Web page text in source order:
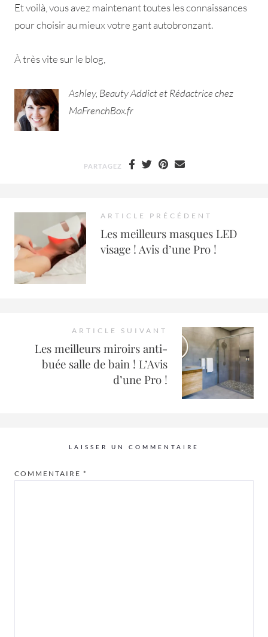
Et voilà, vous avez maintenant toutes les connaissances
pour choisir au mieux votre gant autobronzant.
À très vite sur le blog,
Ashley, Beauty Addict et Rédactrice chez
MaFrenchBox.fr
PARTAGEZ
ARTICLE PRÉCÉDENT
Les meilleurs masques LED
visage ! Avis d’une Pro !
ARTICLE SUIVANT
Les meilleurs miroirs anti-
buée salle de bain ! L’Avis
d’une Pro !
LAISSER UN COMMENTAIRE
COMMENTAIRE *